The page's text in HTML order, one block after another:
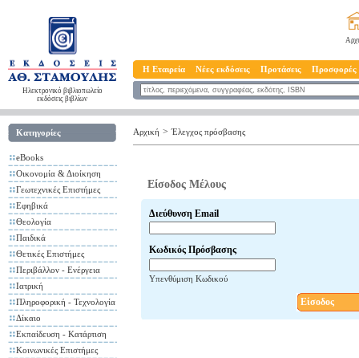
Ηλεκτρονικό βιβλιοπωλείο
εκδόσεις βιβλίων
Η Εταιρεία Νέες εκδόσεις Προτάσεις Προσφορές
Κατηγορίες
eBooks
Οικονομία & Διοίκηση
Γεωτεχνικές Επιστήμες
Εφηβικά
Θεολογία
Παιδικά
Θετικές Επιστήμες
Περιβάλλον - Ενέργεια
Ιατρική
Πληροφορική - Τεχνολογία
Δίκαιο
Εκπαίδευση - Κατάρτιση
Κοινωνικές Επιστήμες
Αρχική > Έλεγχος πρόσβασης
Είσοδος Μέλους
Διεύθυνση Email
Κωδικός Πρόσβασης
Υπενθύμιση Κωδικού
Είσοδος